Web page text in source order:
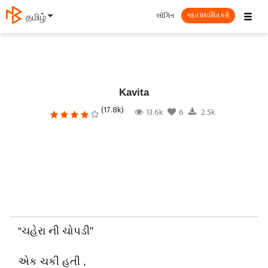
தமிழ் ☰
લૉગિન મફત પ્રકાશિત કરો
Kavita
(17.8k) 13.6k 6 2.5k
“ચહેરા ની ચોપડી”
એક ચકી હતી ,